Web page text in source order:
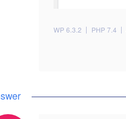
WP 6.3.2 PHP 7.4